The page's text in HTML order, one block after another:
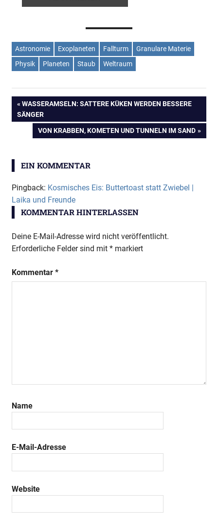
Astronomie Exoplaneten Fallturm
Granulare Materie
Physik
Planeten Staub Weltraum
Beitragsnavigation
VORHERIGER
BEITRAG:
WASSERAMSELN: SATTERE KÜKEN WERDEN BESSERE
SÄNGER
NÄCHSTER
BEITRAG:
VON KRABBEN, KOMETEN UND TUNNELN IM SAND
EIN KOMMENTAR
Pingback: Kosmisches Eis: Buttertoast statt Zwiebel |
Laika und Freunde
KOMMENTAR HINTERLASSEN
Deine E-Mail-Adresse wird nicht veröffentlicht.
Erforderliche Felder sind mit * markiert
Kommentar *
Name
E-Mail-Adresse
Website